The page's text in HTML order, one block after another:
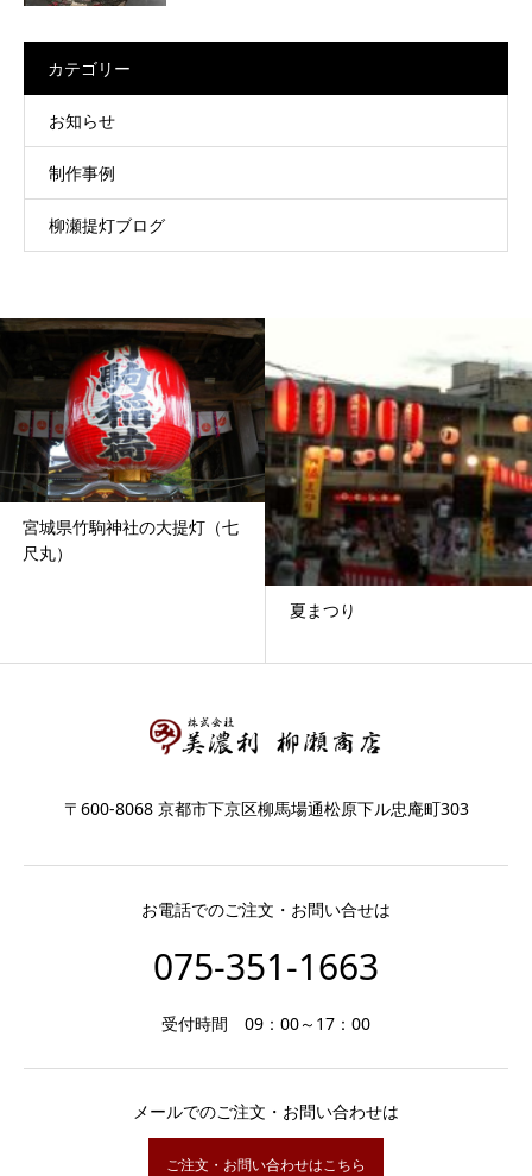
カテゴリー
お知らせ
制作事例
柳瀬提灯ブログ
宮城県竹駒神社の大提灯（七
尺丸）
夏まつり
〒600-8068 京都市下京区柳馬場通松原下ル忠庵町303
お電話でのご注文・お問い合せは
075-351-1663
受付時間 09：00～17：00
メールでのご注文・お問い合わせは
ご注文・お問い合わせはこちら